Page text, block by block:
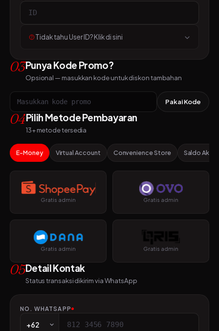
Tidak tahu User ID? Klik di sini
03Punya Kode Promo?
Opsional — masukkan kode untuk diskon tambahan
Pakai Kode
04Pilih Metode Pembayaran
13+ metode tersedia
E-Money Virtual Account Convenience Store Saldo Akun
Gratis admin Gratis admin
Gratis admin Gratis admin
05Detail Kontak
Status transaksi dikirim via WhatsApp
NO. WHATSAPP